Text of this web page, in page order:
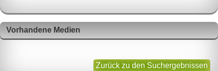
Vorhandene Medien
Zurück zu den Suchergebnissen